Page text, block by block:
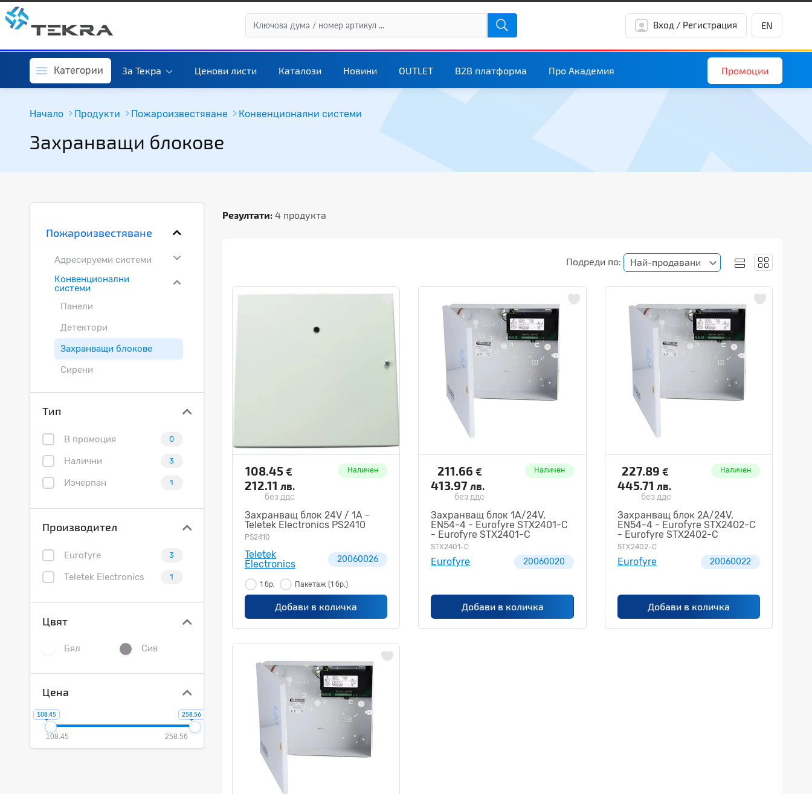
Вход / Регистрация EN
Категории За Текра Ценови листи Каталози Новини OUTLET B2B платформа Про Академия Промоции
Начало Продукти Пожароизвестяване Конвенционални системи
Захранващи блокове
Пожароизвестяване
Адресируеми системи
Конвенционални
системи
Панели
Детектори
Захранващи блокове
Сирени
Основи и аксесоари
Линейни димо-оптични
детектори
Взривобезопасни
Специални системи
Тестово оборудване
Безжични системи
Тип
В промоция 0
Налични 3
Изчерпан 1
Производител
Eurofyre 3
Teletek Electronics 1
Цвят
Бял Сив
Цена
108.45 258.56
108.45 258.56
Резултати: 4 продукта
Подреди по: Най-продавани
108.45 €
212.11 лв.
без ддс
Наличен
Захранващ блок 24V / 1A -
Teletek Electronics PS2410
PS2410
Teletek
Electronics
20060026
1 бр. Пакетаж (1 бр.)
Добави в количка
211.66€
413.97 лв.
без ддс
Наличен
Захранващ блок 1A/24V,
EN54-4 - Eurofyre STX2401-C
- Eurofyre STX2401-C
STX2401-C
Eurofyre 20060020
Добави в количка
227.89 €
445.71 лв.
без ддс
Наличен
Захранващ блок 2A/24V,
EN54-4 - Eurofyre STX2402-C
- Eurofyre STX2402-C
STX2402-C
Eurofyre 20060022
Добави в количка